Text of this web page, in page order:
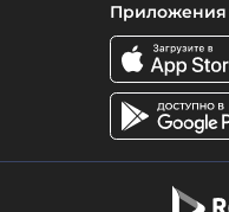
Приложения